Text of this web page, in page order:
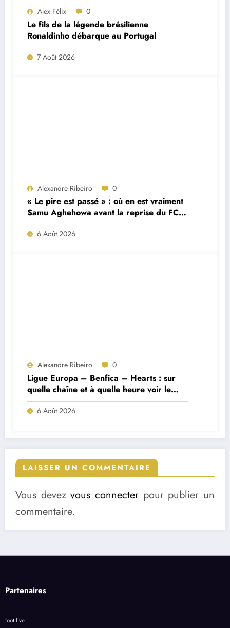
Alex Félix 0
Le fils de la légende brésilienne
Ronaldinho débarque au Portugal
7 Août 2026
Alexandre Ribeiro 0
« Le pire est passé » : où en est vraiment
Samu Aghehowa avant la reprise du FC
Porto ?
6 Août 2026
Alexandre Ribeiro 0
Ligue Europa – Benfica – Hearts : sur
quelle chaîne et à quelle heure voir le
match ?
6 Août 2026
LAISSER UN COMMENTAIRE
Vous devezvous connecter pour publier un
commentaire.
Partenaires
foot live